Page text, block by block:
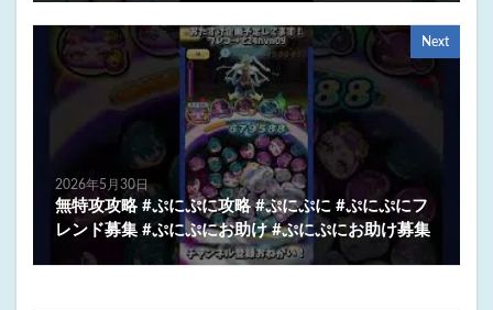
Next
2026年5月30日
無特攻攻略 #ぷにぷに攻略 #ぷにぷに #ぷにぷにフ
レンド募集 #ぷにぷにお助け #ぷにぷにお助け募集